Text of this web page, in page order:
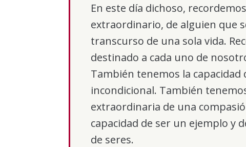
En este día dichoso,
extraordinario, de alguien que
transcurso de una sola vida.
destinado a cada uno de
También tenemos la
incondicional. También
extraordinaria de una
capacidad de ser un ejemplo y
de seres.